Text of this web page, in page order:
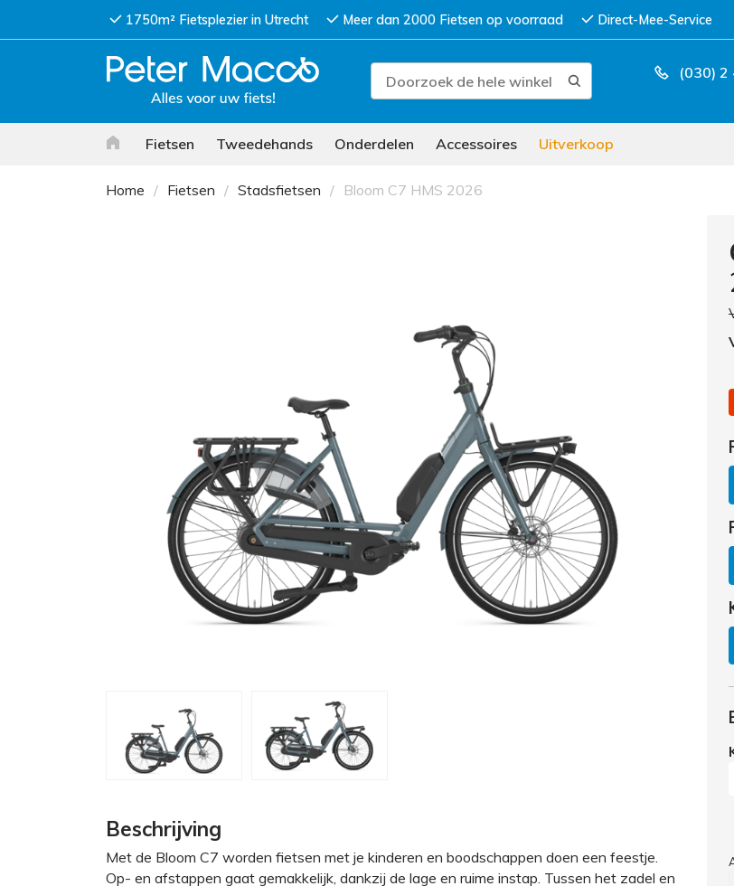
1750m² Fietsplezier in Utrecht Meer dan 2000 Fietsen op voorraad Direct-Mee-Service
(030) 2
Fietsen Tweedehands Onderdelen Accessoires Uitverkoop
Home Fietsen Stadsfietsen Bloom C7 HMS 2026
Beschrijving
Met de Bloom C7 worden fietsen met je kinderen en boodschappen doen een feestje.
Op- en afstappen gaat gemakkelijk, dankzij de lage en ruime instap. Tussen het zadel en